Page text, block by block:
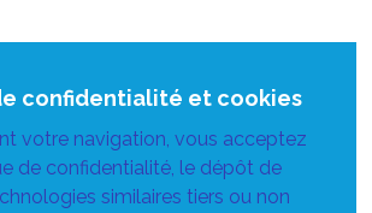
confidentialité et cookies
votre navigation, vous acceptez
de confidentialité, le dépôt de
similaires tiers ou non